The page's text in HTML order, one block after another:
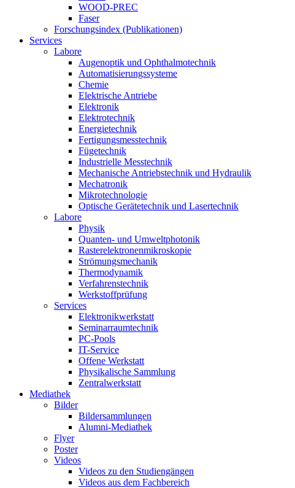
WOOD-PREC
Faser
Forschungsindex (Publikationen)
Services
Labore
Augenoptik und Ophthalmotechnik
Automatisierungssysteme
Chemie
Elektrische Antriebe
Elektronik
Elektrotechnik
Energietechnik
Fertigungsmesstechnik
Fügetechnik
Industrielle Messtechnik
Mechanische Antriebstechnik und Hydraulik
Mechatronik
Mikrotechnologie
Optische Gerätetechnik und Lasertechnik
Labore
Physik
Quanten- und Umweltphotonik
Rasterelektronenmikroskopie
Strömungsmechanik
Thermodynamik
Verfahrenstechnik
Werkstoffprüfung
Services
Elektronikwerkstatt
Seminarraumtechnik
PC-Pools
IT-Service
Offene Werkstatt
Physikalische Sammlung
Zentralwerkstatt
Mediathek
Bilder
Bildersammlungen
Alumni-Mediathek
Flyer
Poster
Videos
Videos zu den Studiengängen
Videos aus dem Fachbereich